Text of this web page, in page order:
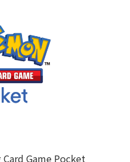
Game Pocket